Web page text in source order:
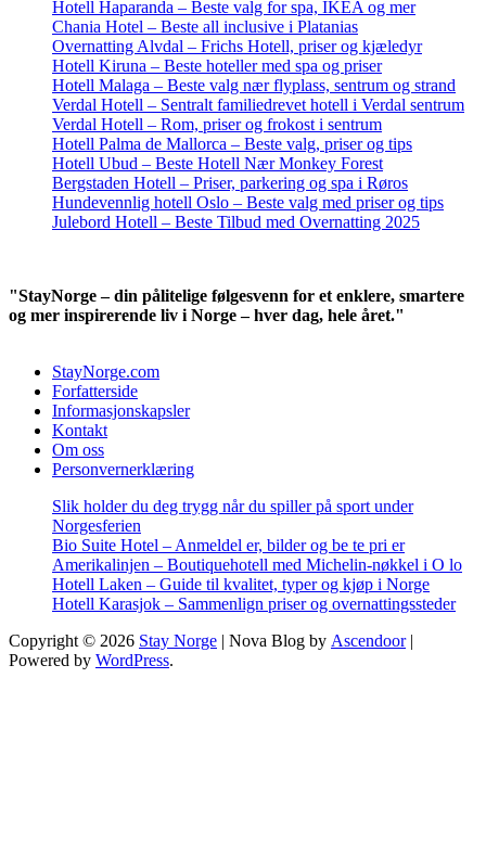
Hotell Haparanda – Beste valg for spa, IKEA og mer
Chania Hotel – Beste all inclusive i Platanias
Overnatting Alvdal – Frichs Hotell, priser og kjæledyr
Hotell Kiruna – Beste hoteller med spa og priser
Hotell Malaga – Beste valg nær flyplass, sentrum og strand
Verdal Hotell – Sentralt familiedrevet hotell i Verdal sentrum
Verdal Hotell – Rom, priser og frokost i sentrum
Hotell Palma de Mallorca – Beste valg, priser og tips
Hotell Ubud – Beste Hotell Nær Monkey Forest
Bergstaden Hotell – Priser, parkering og spa i Røros
Hundevennlig hotell Oslo – Beste valg med priser og tips
Julebord Hotell – Beste Tilbud med Overnatting 2025
"StayNorge – din pålitelige følgesvenn for et enklere, smartere
og mer inspirerende liv i Norge – hver dag, hele året."
StayNorge.com
Forfatterside
Informasjonskapsler
Kontakt
Om oss
Personvernerklæring
Slik holder du deg trygg når du spiller på sport under
Norgesferien
Bio Suite Hotel – Anmeldel er, bilder og be te pri er
Amerikalinjen – Boutiquehotell med Michelin-nøkkel i O lo
Hotell Laken – Guide til kvalitet, typer og kjøp i Norge
Hotell Karasjok – Sammenlign priser og overnattingssteder
Copyright © 2026 Stay Norge | Nova Blog by Ascendoor|
Powered by WordPress.